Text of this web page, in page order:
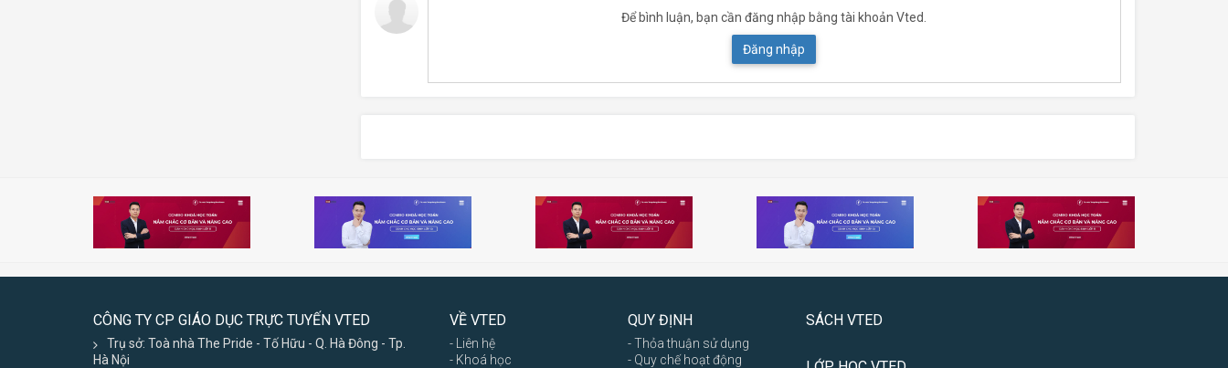
Để bình luận, bạn cần đăng nhập bằng tài khoản Vted.
Đăng nhập
CÔNG TY CP GIÁO DỤC TRỰC TUYẾN VTED
Trụ sở: Toà nhà The Pride - Tố Hữu - Q. Hà Đông - Tp.
Hà Nội
VỀ VTED
- Liên hệ
- Khoá học
QUY ĐỊNH
- Thỏa thuận sử dụng
- Quy chế hoạt động
SÁCH VTED